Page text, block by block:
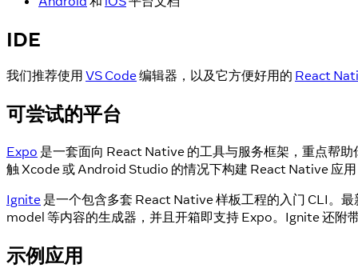
IDE
我们推荐使用 VS Code编辑器，以及它方便好用的 React
可尝试的平台
Expo 是一套面向 React Native 的工具与服务框架，重点帮
触 Xcode 或 Android Studio 的情况下构建 React Native 应
Ignite 是一个包含多套 React Native 样板工程的入门 CLI。
model 等内容的生成器，并且开箱即支持 Expo。Ignite 还附
示例应用